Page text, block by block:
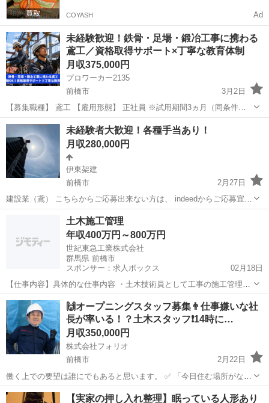
COYASH Ad
未経験歓迎！鉄骨・足場・鍛冶工事に携わる
鳶工／資格取得サポート×丁寧な教育体制
月収375,000円
プロワーカー2135
前橋市
3月2日
【募集職種】 鳶工 【雇用形態】 正社員 ※試用期間3ヵ月（同条件）
【仕事内容】 鉄骨工事、鍛冶工事、足場工事の施工を行います。 建設
現場において、鉄骨の組立や加工、溶接などの鍛冶工事、 高所作...
群馬 前橋市 鳶職 未経験
未経験者大歓迎！各種手当あり！
月収280,000円
伊東架建
前橋市
2月27日
建設業（鳶） こちらからご応募出来ない方は、 indeedからご応募宜し
くお願い致します！ ⭐︎⭐︎ご連絡先は下記を参照⭐︎⭐︎ 県外の方も大歓迎！
寮等の相談有り！ やる気を持ち、頑張れば頑張るだけ給料アップ！！
鳶職 未経験
土木施工管理
年収400万円～800万円
世紀東急工業株式会社
群馬県 前橋市
スポンサー：求人ボックス
02月18日
【仕事内容】具体的な仕事内容 ・土木技術員として工事の施工管理を
ご担当頂きます。 ・工程管理、品質管理、出来形管理、安全管理、原
価管理 など ・いずれかの分野において、施工管理を担当します。 ・
道路建設、舗装工事事業(土木工事施工...
正社員
🙌オープニングスタッフ募集👨仕事嫌いな社
長が率いる！？土木スタッフ❗️14時に…
月収350,000円
株式会社フォリオ
前橋市
2月22日
働く上での要望は誰にでもあると思います。 ✅ 「今日住む場所がな
い、即入寮したい」 ✅ 「手持ちがピンチ、明日日払いが欲しい」 ✅
「経験ないけど、とにかく稼ぎたい」 私たちにご相談いただければ、
群馬 前橋市 土木 社長
【実家の押し入れ整理】眠っている人形あり